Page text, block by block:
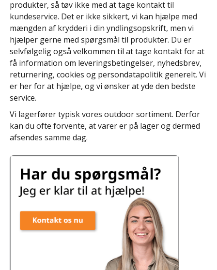
produkter, så tøv ikke med at tage kontakt til
kundeservice. Det er ikke sikkert, vi kan hjælpe med
mængden af krydderi i din yndlingsopskrift, men vi
hjælper gerne med spørgsmål til produkter. Du er
selvfølgelig også velkommen til at tage kontakt for at
få information om leveringsbetingelser, nyhedsbrev,
returnering, cookies og persondatapolitik generelt. Vi
er her for at hjælpe, og vi ønsker at yde den bedste
service.
Vi lagerfører typisk vores outdoor sortiment. Derfor
kan du ofte forvente, at varer er på lager og dermed
afsendes samme dag.